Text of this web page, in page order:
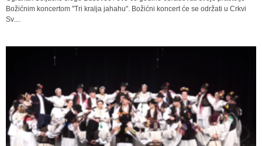
Božićnim koncertom "Tri kralja jahahu". Božićni koncert će se održati u Crkvi
Sv....